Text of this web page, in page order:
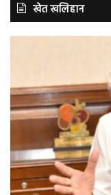
खेत खलिहान